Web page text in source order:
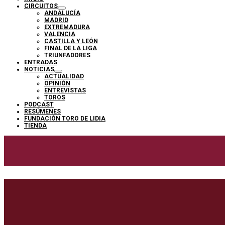
CIRCUITOS
ANDALUCÍA
MADRID
EXTREMADURA
VALENCIA
CASTILLA Y LEÓN
FINAL DE LA LIGA
TRIUNFADORES
ENTRADAS
NOTICIAS
ACTUALIDAD
OPINIÓN
ENTREVISTAS
TOROS
PODCAST
RESÚMENES
FUNDACIÓN TORO DE LIDIA
TIENDA